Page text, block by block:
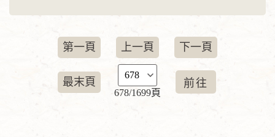
第一頁 上一頁 下一頁
最末頁
678/1699頁